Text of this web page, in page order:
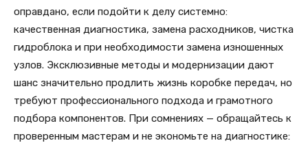
оправдано, если подойти к делу системно:
качественная диагностика, замена расходников, чистка
гидроблока и при необходимости замена изношенных
узлов. Эксклюзивные методы и модернизации дают
шанс значительно продлить жизнь коробке передач, но
требуют профессионального подхода и грамотного
подбора компонентов. При сомнениях — обращайтесь к
проверенным мастерам и не экономьте на диагностике: